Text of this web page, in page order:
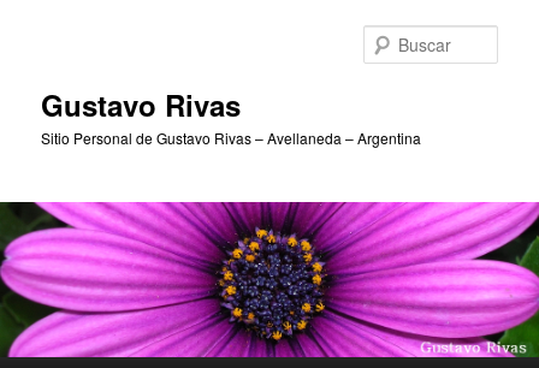
Gustavo Rivas
Sitio Personal de Gustavo Rivas – Avellaneda – Argentina